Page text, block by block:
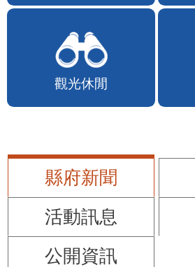
觀光休閒
縣府新聞
活動訊息
公開資訊